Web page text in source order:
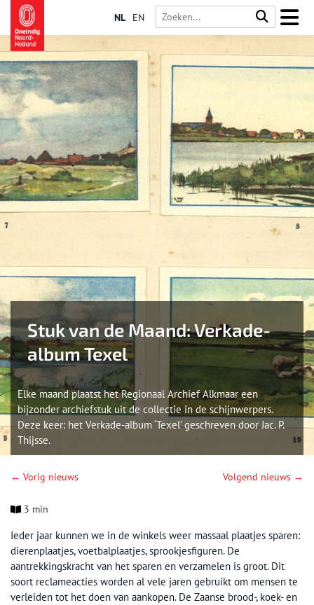
NL EN
Stuk van de Maand: Verkade-
album Texel
Elke maand plaatst het Regionaal Archief Alkmaar een
bijzonder archiefstuk uit de collectie in de schijnwerpers.
Deze keer: het Verkade-album ‘Texel’ geschreven door Jac. P.
Thijsse.
← Vorig nieuws Volgend nieuws →
3 min
Ieder jaar kunnen we in de winkels weer massaal plaatjes sparen:
dierenplaatjes, voetbalplaatjes, sprookjesfiguren. De
aantrekkingskracht van het sparen en verzamelen is groot. Dit
soort reclameacties worden al vele jaren gebruikt om mensen te
verleiden tot het doen van aankopen. De Zaanse brood-, koek- en